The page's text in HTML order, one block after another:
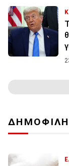
ΔΗΜΟΦΙΛΗ